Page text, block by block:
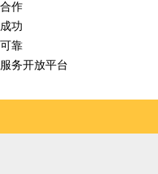
作
功
靠
务开放平台